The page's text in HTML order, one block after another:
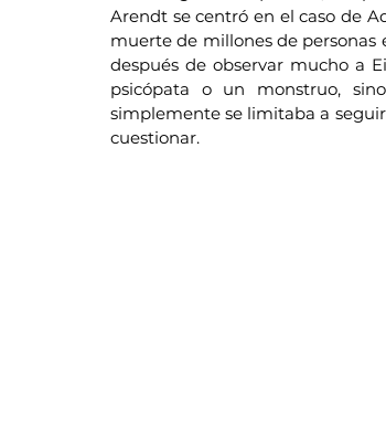
Arendt se centró en el caso de
muerte de millones de personas
después de observar mucho a
psicópata o un monstruo,
simplemente se limitaba a
cuestionar.